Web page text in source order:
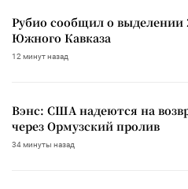
Рубио сообщил о выделении
Южного Кавказа
12 минут назад
Вэнс: США надеются на
через Ормузский пролив
34 минуты назад